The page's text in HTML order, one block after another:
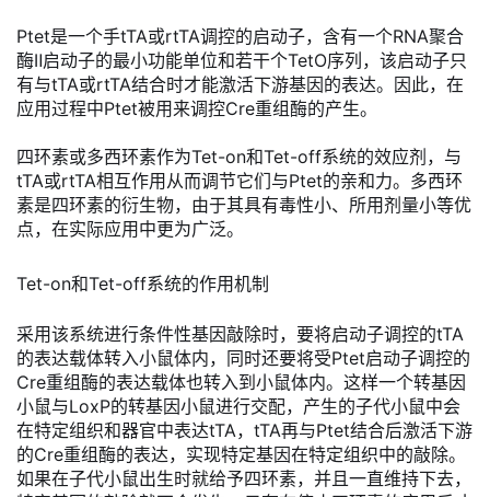
Ptet是一个手tTA或rtTA调控的启动子，含有一个RNA聚合
酶Ⅱ启动子的最小功能单位和若干个TetO序列，该启动子只
有与tTA或rtTA结合时才能激活下游基因的表达。因此，在
应用过程中Ptet被用来调控Cre重组酶的产生。
四环素或多西环素作为Tet-on和Tet-off系统的效应剂，与
tTA或rtTA相互作用从而调节它们与Ptet的亲和力。多西环
素是四环素的衍生物，由于其具有毒性小、所用剂量小等优
点，在实际应用中更为广泛。
Tet-on和Tet-off系统的作用机制
采用该系统进行条件性基因敲除时，要将启动子调控的tTA
的表达载体转入小鼠体内，同时还要将受Ptet启动子调控的
Cre重组酶的表达载体也转入到小鼠体内。这样一个转基因
小鼠与LoxP的转基因小鼠进行交配，产生的子代小鼠中会
在特定组织和器官中表达tTA，tTA再与Ptet结合后激活下游
的Cre重组酶的表达，实现特定基因在特定组织中的敲除。
如果在子代小鼠出生时就给予四环素，并且一直维持下去，